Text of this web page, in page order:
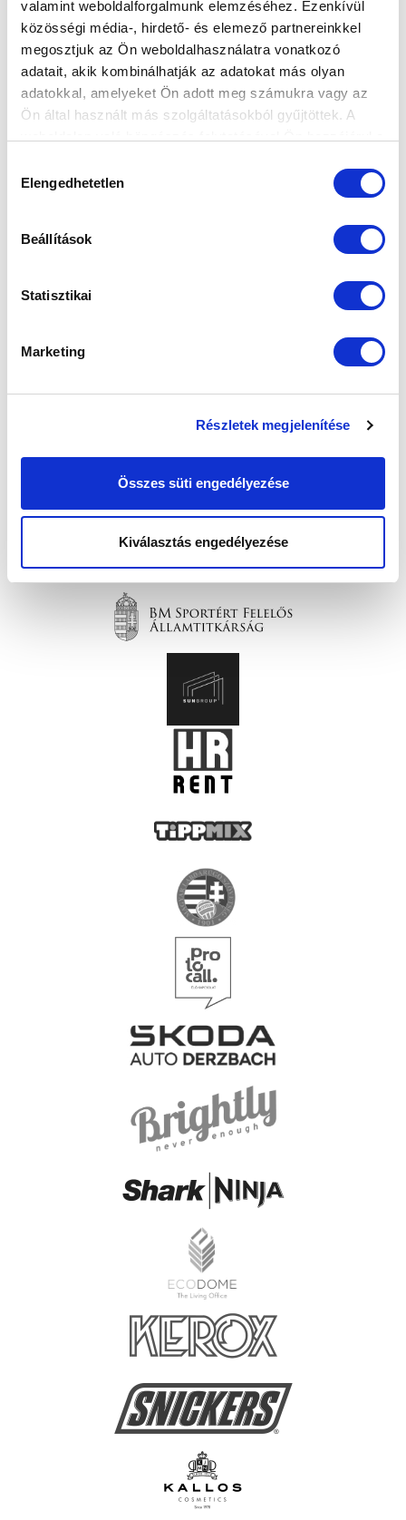
valamint weboldalforgalmunk elemzéséhez. Ezenkívül
közösségi média-, hirdető- és elemező partnereinkkel
megosztjuk az Ön weboldalhasználatra vonatkozó
adatait, akik kombinálhatják az adatokat más olyan
adatokkal, amelyeket Ön adott meg számukra vagy az
Ön által használt más szolgáltatásokból gyűjtöttek. A
kiválasztása
Elengedhetetlen
Beállítások
Statisztikai
Marketing
Részletek megjelenítése
Összes süti engedélyezése
Kiválasztás engedélyezése
Elfogadom azAdatvédelmi tájékoztatót!
FELIRATKOZOM